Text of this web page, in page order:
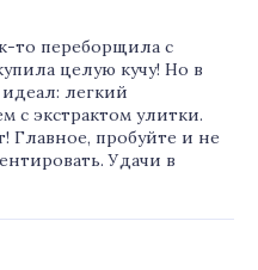
то переборщила с
целую кучу! Но в
легкий
с экстрактом улитки.
Главное, пробуйте и не
Удачи в